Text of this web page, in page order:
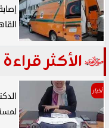
الأكثر قراءة
أخبار